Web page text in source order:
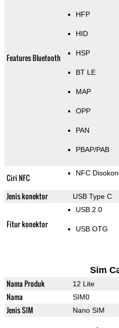
Features Bluetooth
HFP
HID
HSP
BT LE
MAP
OPP
PAN
PBAP/PAB
Ciri NFC NFC
Jenis konektor USB Type C
Fitur konektor
USB 2.0
USB OTG
Sim
Nama Produk 12 Lite
Nama SIM0
Jenis SIM Nano SIM